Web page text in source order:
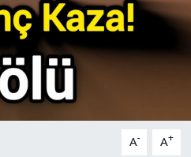
A- A+